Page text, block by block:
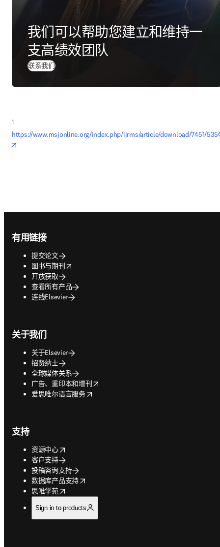
我们可以帮助您建立和维持一
支高绩效团队
联系我们
1
https://www.msjonline.org/index.php/ijrms/article/download/7451/
有用链接
提交论文
图书与期刊
opens in new tab/window
开放获取
查看所有产品
连线Elsevier
关于我们
关于Elsevier
招贤纳士
全球媒体关系
广告、重印本和增刊
opens in new tab/window
爱思唯尔语言服务
opens in new tab/window
支持
资源中心
opens in new tab/window
客户支持
投稿咨询支持
数据库产品支持
opens in new tab/window
思唯学苑
opens in new tab/window
Sign in to products